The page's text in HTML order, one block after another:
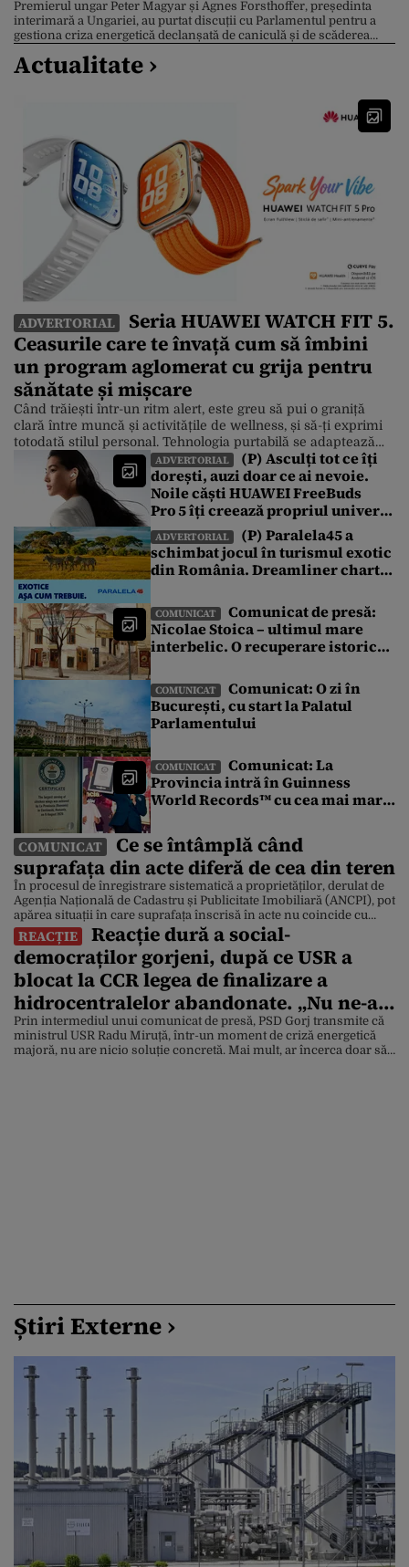
Premierul ungar Peter Magyar și Agnes Forsthoffer, președinta
interimară a Ungariei, au purtat discuții cu Parlamentul pentru a
gestiona criza energetică declanșată de caniculă și de scăderea
cei doi oficiali au făcut apel la unitate, cooperare și decizii pe bază
Actualitate ›
ADVERTORIAL
Seria HUAWEI WATCH FIT 5.
Ceasurile care te învață cum să îmbini
un program aglomerat cu grija pentru
sănătate și mișcare
Când trăiești într-un ritm alert, este greu să pui o graniță
clară între muncă și activitățile de wellness, și să-ți exprimi
totodată stilul personal. Tehnologia purtabilă se adaptează
însă la această realitate, iar un exemplu foarte bun este noua
serie HUAWEI WATCH FIT 5, care îmbină designul modern
cu funcțiile inteligente pentru fitness și care […]
ADVERTORIAL
(P) Asculți tot ce îți
dorești, auzi doar ce ai nevoie.
Noile căști HUAWEI FreeBuds
Pro 5 îți creează propriul univers
sonor într-o lume de zgomote
ADVERTORIAL
(P) Paralela45 a
schimbat jocul în turismul exotic
din România. Dreamliner charter
mai văzut-o până acum
COMUNICAT
Comunicat de presă:
Nicolae Stoica – ultimul mare
interbelic. O recuperare istorică
COMUNICAT
Comunicat: O zi în
București, cu start la Palatul
Parlamentului
COMUNICAT
Comunicat: La
Provincia intră în Guinness
World Records™ cu cea mai mare
la un eveniment
COMUNICAT
Ce se întâmplă când
suprafața din acte diferă de cea din teren
În procesul de înregistrare sistematică a proprietăților, derulat de
Agenția Națională de Cadastru și Publicitate Imobiliară (ANCPI), pot
apărea situații în care suprafața înscrisă în acte nu coincide cu
suprafața rezultată în urma măsurătorilor cadastrale. Aceste
diferențe sunt întâlnite frecvent și pot avea mai multe cauze, de la
modul în care au fost realizate măsurătorile […]
REACȚIE
Reacție dură a social-
democraților gorjeni, după ce USR a
blocat la CCR legea de finalizare a
hidrocentralelor abandonate. „Nu ne-ar
surprinde dacă Miruță și USR ar acuza
PSD și de faptul că asupra Europei s-a
Prin intermediul unui comunicat de presă, PSD Gorj transmite că
ministrul USR Radu Miruță, într-un moment de criză energetică
majoră, nu are nicio soluție concretă. Mai mult, ar încerca doar să
Știri Externe ›